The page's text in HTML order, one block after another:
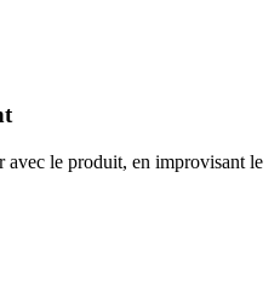
avec le produit, en improvisant le